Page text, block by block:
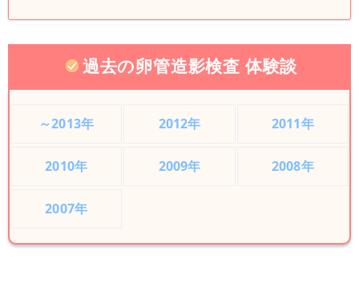
過去の卵管造影検査 体験談
～2013年 2012年 2011年
2010年 2009年 2008年
2007年